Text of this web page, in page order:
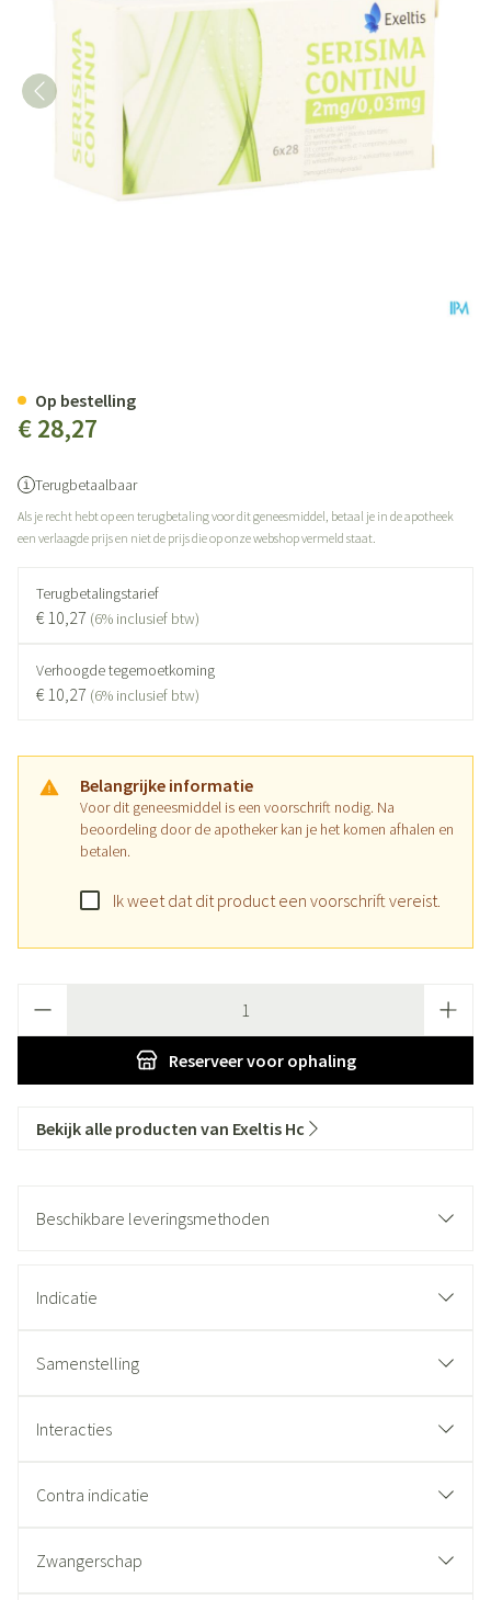
€ 28,27
Terugbetaalbaar
Als je recht hebt op een terugbetaling voor dit geneesmiddel, betaal je in de apotheek
een verlaagde prijs en niet de prijs die op onze webshop vermeld staat.
Terugbetalingstarief
€ 10,27 (6% inclusief btw)
Verhoogde tegemoetkoming
€ 10,27 (6% inclusief btw)
Belangrijke informatie
Voor dit geneesmiddel is een voorschrift nodig. Na
beoordeling door de apotheker kan je het komen afhalen en
betalen.
Ik weet dat dit product een voorschrift vereist.
Reserveervoor ophaling
Op bestelling
Bekijk alle producten van Exeltis Hc
Beschikbare leveringsmethoden
Indicatie
Samenstelling
Interacties
Contra indicatie
Zwangerschap